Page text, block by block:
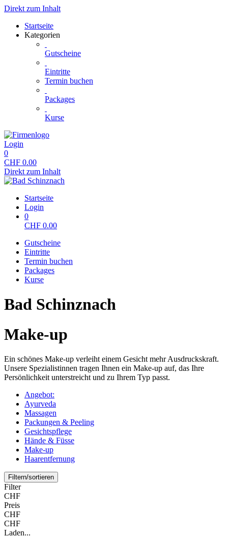
Direkt zum Inhalt
Startseite
Kategorien
Gutscheine
Eintritte
Termin buchen
Packages
Kurse
Login
0
CHF 0.00
Direkt zum Inhalt
Startseite
Login
0
CHF 0.00
Gutscheine
Eintritte
Termin buchen
Packages
Kurse
Bad Schinznach
Make-up
Ein schönes Make-up verleiht einem Gesicht mehr Ausdruckskraft.
Unsere Spezialistinnen tragen Ihnen ein Make-up auf, das Ihre
Persönlichkeit unterstreicht und zu Ihrem Typ passt.
Angebot:
Ayurveda
Massagen
Packungen & Peeling
Gesichtspflege
Hände & Füsse
Make-up
Haarentfernung
Filtern/sortieren
Filter
CHF
Preis
CHF
CHF
Laden...